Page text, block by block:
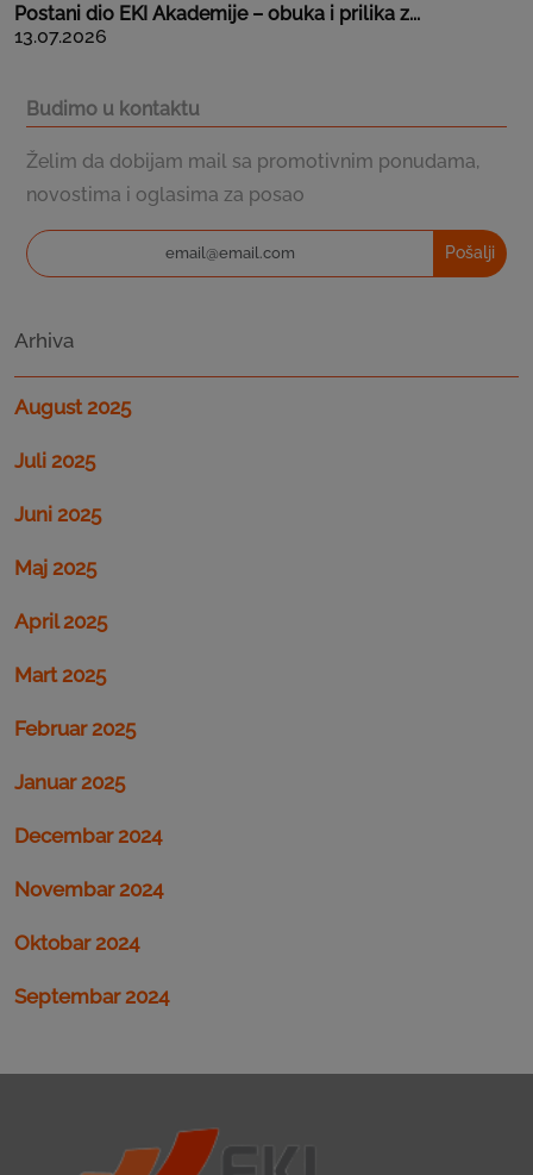
Postani dio EKI Akademije – obuka i prilika z...
13.07.2026
Budimo u kontaktu
Želim da dobijam mail sa promotivnim ponudama,
novostima i oglasima za posao
Pošalji
Arhiva
August 2025
Juli 2025
Juni 2025
Maj 2025
April 2025
Mart 2025
Februar 2025
Januar 2025
Decembar 2024
Novembar 2024
Oktobar 2024
Septembar 2024